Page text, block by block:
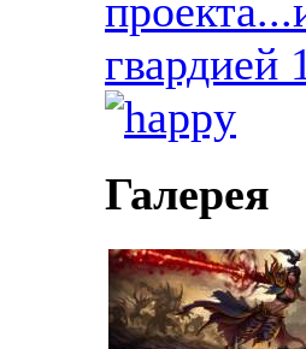
гвардией
Галерея